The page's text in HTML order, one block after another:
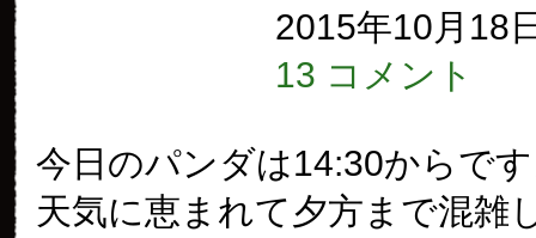
2015年10月18
13 コメント
今日のパンダは14:30からで
天気に恵まれて夕方まで混雑